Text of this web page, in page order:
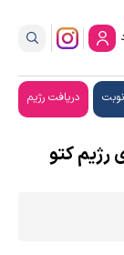
دریافت رژیم
رژیم کتو